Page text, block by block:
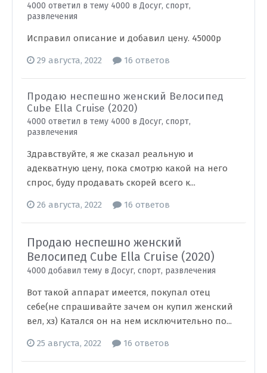
4000 ответил в тему 4000 в Досуг, спорт,
развлечения
Исправил описание и добавил цену. 45000р
29 августа, 2022 16 ответов
Продаю неспешно женский Велосипед
Cube Ella Cruise (2020)
4000 ответил в тему 4000 в Досуг, спорт,
развлечения
Здравствуйте, я же сказал реальную и
адекватную цену, пока смотрю какой на него
спрос, буду продавать скорей всего к...
26 августа, 2022 16 ответов
Продаю неспешно женский
Велосипед Cube Ella Cruise (2020)
4000 добавил тему в Досуг, спорт, развлечения
Вот такой аппарат имеется, покупал отец
себе(не спрашивайте зачем он купил женский
вел, хз) Катался он на нем исключительно по...
25 августа, 2022 16 ответов